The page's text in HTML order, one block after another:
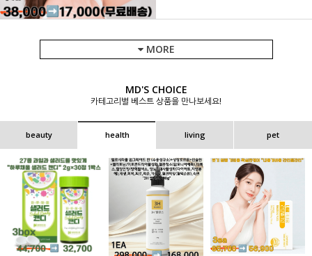
MORE
MD'S CHOICE
카테고리별 베스트 상품을 만나보세요!
beauty health living pet